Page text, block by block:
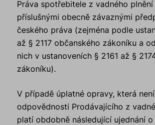
Práva spotřebitele z vadného
příslušnými obecně závaznými
českého práva (zejména podle
až § 2117 občanského zákoníku a
nich v ustanoveních § 2161 až §
zákoníku).
V případě úplatné opravy, která
odpovědnosti Prodávajícího z
platí obdobně následující ujednání